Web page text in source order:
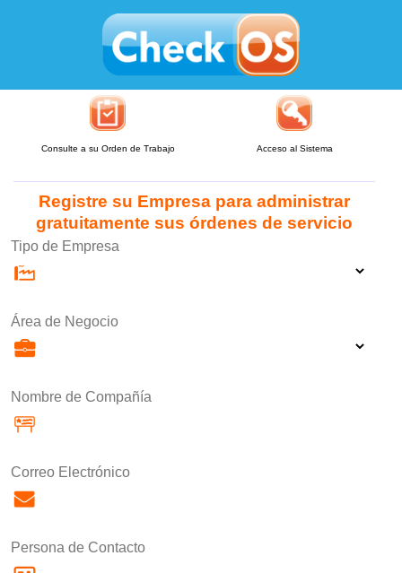
Consulte a su Orden de Trabajo Acceso al Sistema
Registre su Empresa para administrar
gratuitamente sus órdenes de servicio
Tipo de Empresa
Área de Negocio
Nombre de Compañía
Correo Electrónico
Persona de Contacto